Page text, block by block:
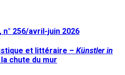
256/avril-juin 2026
et littéraire – Künstler in
chute du mur